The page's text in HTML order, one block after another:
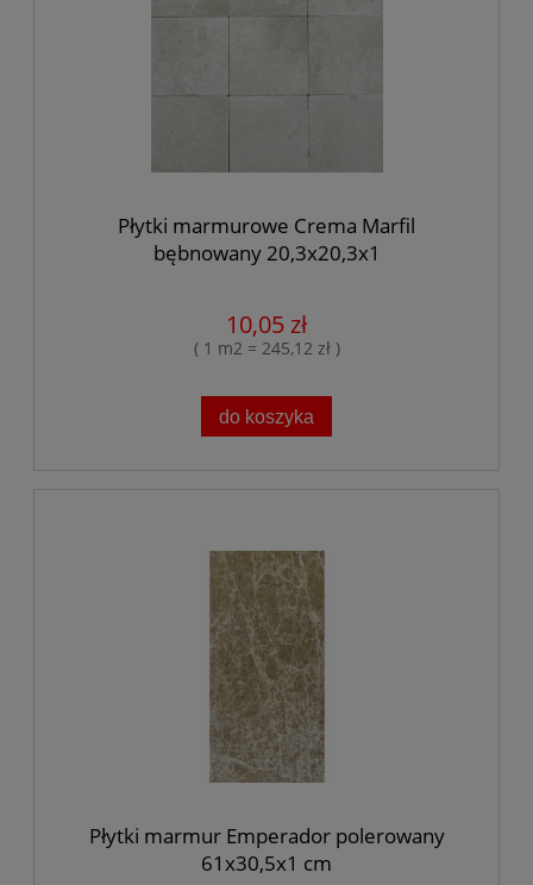
Płytki marmurowe Crema Marfil
bębnowany 20,3x20,3x1
10,05 zł
( 1 m2 = 245,12 zł )
do koszyka
Płytki marmur Emperador polerowany
61x30,5x1 cm